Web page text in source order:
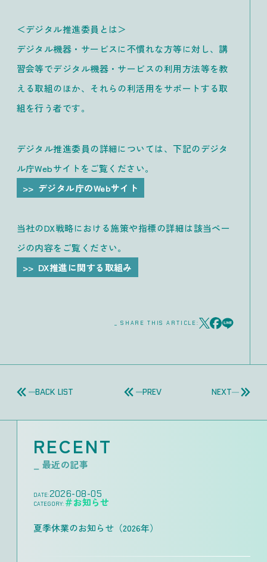
＜デジタル推進委員とは＞
デジタル機器・サービスに不慣れな方等に対し、講
習会等でデジタル機器・サービスの利用方法等を教
える取組のほか、それらの利活用をサポートする取
組を行う者です。
デジタル推進委員の詳細については、下記のデジタ
ル庁Webサイトをご覧ください。
デジタル庁のWebサイト
当社のDX戦略における施策や指標の詳細は該当ペー
ジの内容をご覧ください。
DX推進に関する取組み
_ SHARE THIS ARTICLE:
BACK LIST PREV NEXT
RECENT
_ 最近の記事
DATE:2026-08-05
CATEGORY: ＃お知らせ
夏季休業のお知らせ（2026年）